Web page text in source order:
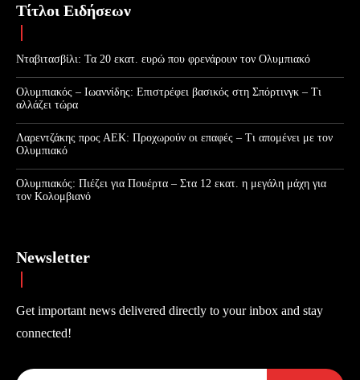
Τίτλοι Ειδήσεων
Νταβιτασβίλι: Τα 20 εκατ. ευρώ που φρενάρουν τον Ολυμπιακό
Ολυμπιακός – Ιωαννίδης: Επιστρέφει βασικός στη Σπόρτινγκ – Τι
αλλάζει τώρα
Λαρεντζάκης προς ΑΕΚ: Προχωρούν οι επαφές – Τι απομένει με τον
Ολυμπιακό
Ολυμπιακός: Πιέζει για Πουέρτα – Στα 12 εκατ. η μεγάλη μάχη για
τον Κολομβιανό
Newsletter
Get important news delivered directly to your inbox and stay
connected!